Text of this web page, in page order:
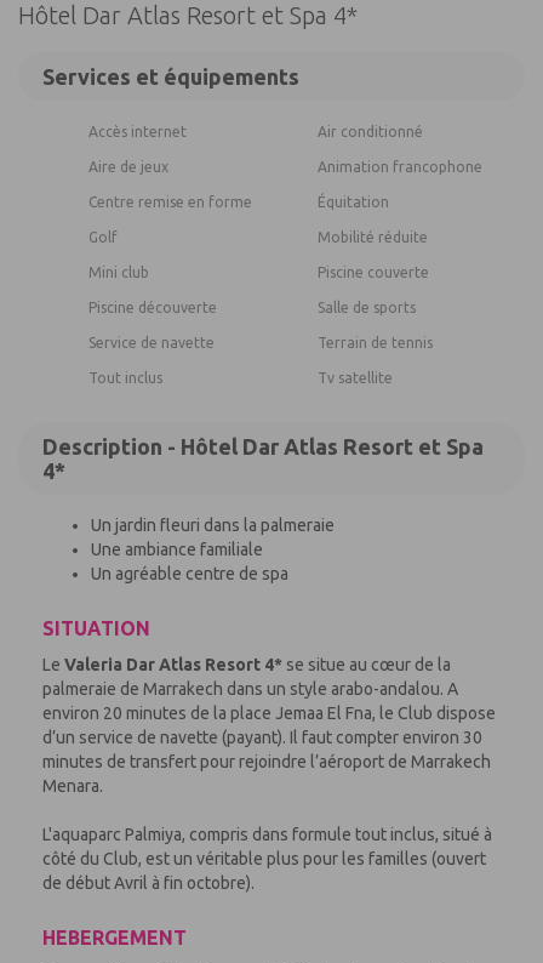
Hôtel Dar Atlas Resort et Spa 4*
Services et équipements
Accès internet Air conditionné
Aire de jeux Animation francophone
Centre remise en forme Équitation
Golf Mobilité réduite
Mini club Piscine couverte
Piscine découverte Salle de sports
Service de navette Terrain de tennis
Tout inclus Tv satellite
Description - Hôtel Dar Atlas Resort et Spa
4*
Un jardin fleuri dans la palmeraie
Une ambiance familiale
Un agréable centre de spa
SITUATION
Le Valeria Dar Atlas Resort 4* se situe au cœur de la
palmeraie de Marrakech dans un style arabo-andalou. A
environ 20 minutes de la place Jemaa El Fna, le Club dispose
d’un service de navette (payant). Il faut compter environ 30
minutes de transfert pour rejoindre l’aéroport de Marrakech
Menara.
L'aquaparc Palmiya, compris dans formule tout inclus, situé à
côté du Club, est un véritable plus pour les familles (ouvert
de début Avril à fin octobre).
HEBERGEMENT